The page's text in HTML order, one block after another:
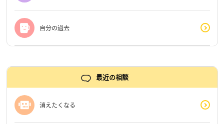
自分の過去
最近の相談
消えたくなる